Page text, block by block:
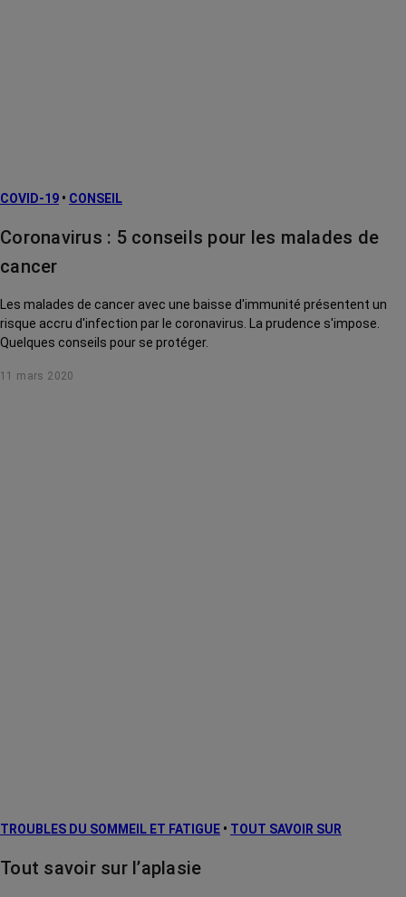
COVID-19 • CONSEIL
Coronavirus : 5 conseils pour les malades de
cancer
Les malades de cancer avec une baisse d'immunité présentent un
risque accru d'infection par le coronavirus. La prudence s'impose.
Quelques conseils pour se protéger.
11 mars 2020
TROUBLES DU SOMMEIL ET FATIGUE • TOUT SAVOIR SUR
Tout savoir sur l’aplasie